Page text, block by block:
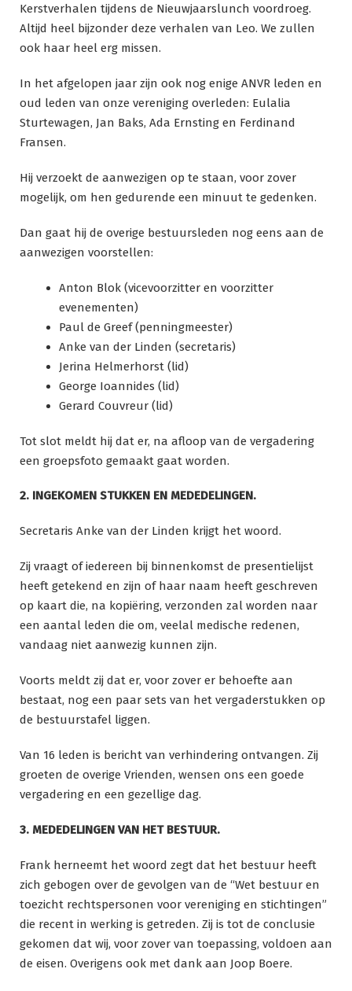
Kerstverhalen tijdens de Nieuwjaarslunch voordroeg.
Altijd heel bijzonder deze verhalen van Leo. We zullen
ook haar heel erg missen.
In het afgelopen jaar zijn ook nog enige ANVR leden en
oud leden van onze vereniging overleden: Eulalia
Sturtewagen, Jan Baks, Ada Ernsting en Ferdinand
Fransen.
Hij verzoekt de aanwezigen op te staan, voor zover
mogelijk, om hen gedurende een minuut te gedenken.
Dan gaat hij de overige bestuursleden nog eens aan de
aanwezigen voorstellen:
Anton Blok (vicevoorzitter en voorzitter
evenementen)
Paul de Greef (penningmeester)
Anke van der Linden (secretaris)
Jerina Helmerhorst (lid)
George Ioannides (lid)
Gerard Couvreur (lid)
Tot slot meldt hij dat er, na afloop van de vergadering
een groepsfoto gemaakt gaat worden.
2. INGEKOMEN STUKKEN EN MEDEDELINGEN.
Secretaris Anke van der Linden krijgt het woord.
Zij vraagt of iedereen bij binnenkomst de presentielijst
heeft getekend en zijn of haar naam heeft geschreven
op kaart die, na kopiëring, verzonden zal worden naar
een aantal leden die om, veelal medische redenen,
vandaag niet aanwezig kunnen zijn.
Voorts meldt zij dat er, voor zover er behoefte aan
bestaat, nog een paar sets van het vergaderstukken op
de bestuurstafel liggen.
Van 16 leden is bericht van verhindering ontvangen. Zij
groeten de overige Vrienden, wensen ons een goede
vergadering en een gezellige dag.
3. MEDEDELINGEN VAN HET BESTUUR.
Frank herneemt het woord zegt dat het bestuur heeft
zich gebogen over de gevolgen van de “Wet bestuur en
toezicht rechtspersonen voor vereniging en stichtingen”
die recent in werking is getreden. Zij is tot de conclusie
gekomen dat wij, voor zover van toepassing, voldoen aan
de eisen. Overigens ook met dank aan Joop Boere.